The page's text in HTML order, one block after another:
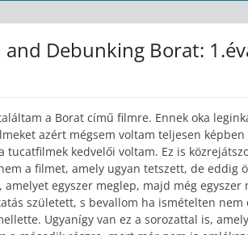
Debunking Borat:
a Borat című filmre. Ennek oka
azért mégsem voltam teljesen
tucatfilmek kedvelői voltam. Ez is
a filmet, amely ugyan tetszett, de eddig
egyszer meglep, majd még egyszer
született, s bevallom ha ismételten nem
Ugyanígy van ez a sorozattal is,